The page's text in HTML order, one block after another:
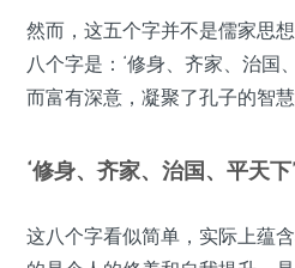
然而，这五个字并不是儒家思
八个字是：‘修身、齐家、治国
而富有深意，凝聚了孔子的智慧
‘修身、齐家、治国、平天
这八个字看似简单，实际上蕴